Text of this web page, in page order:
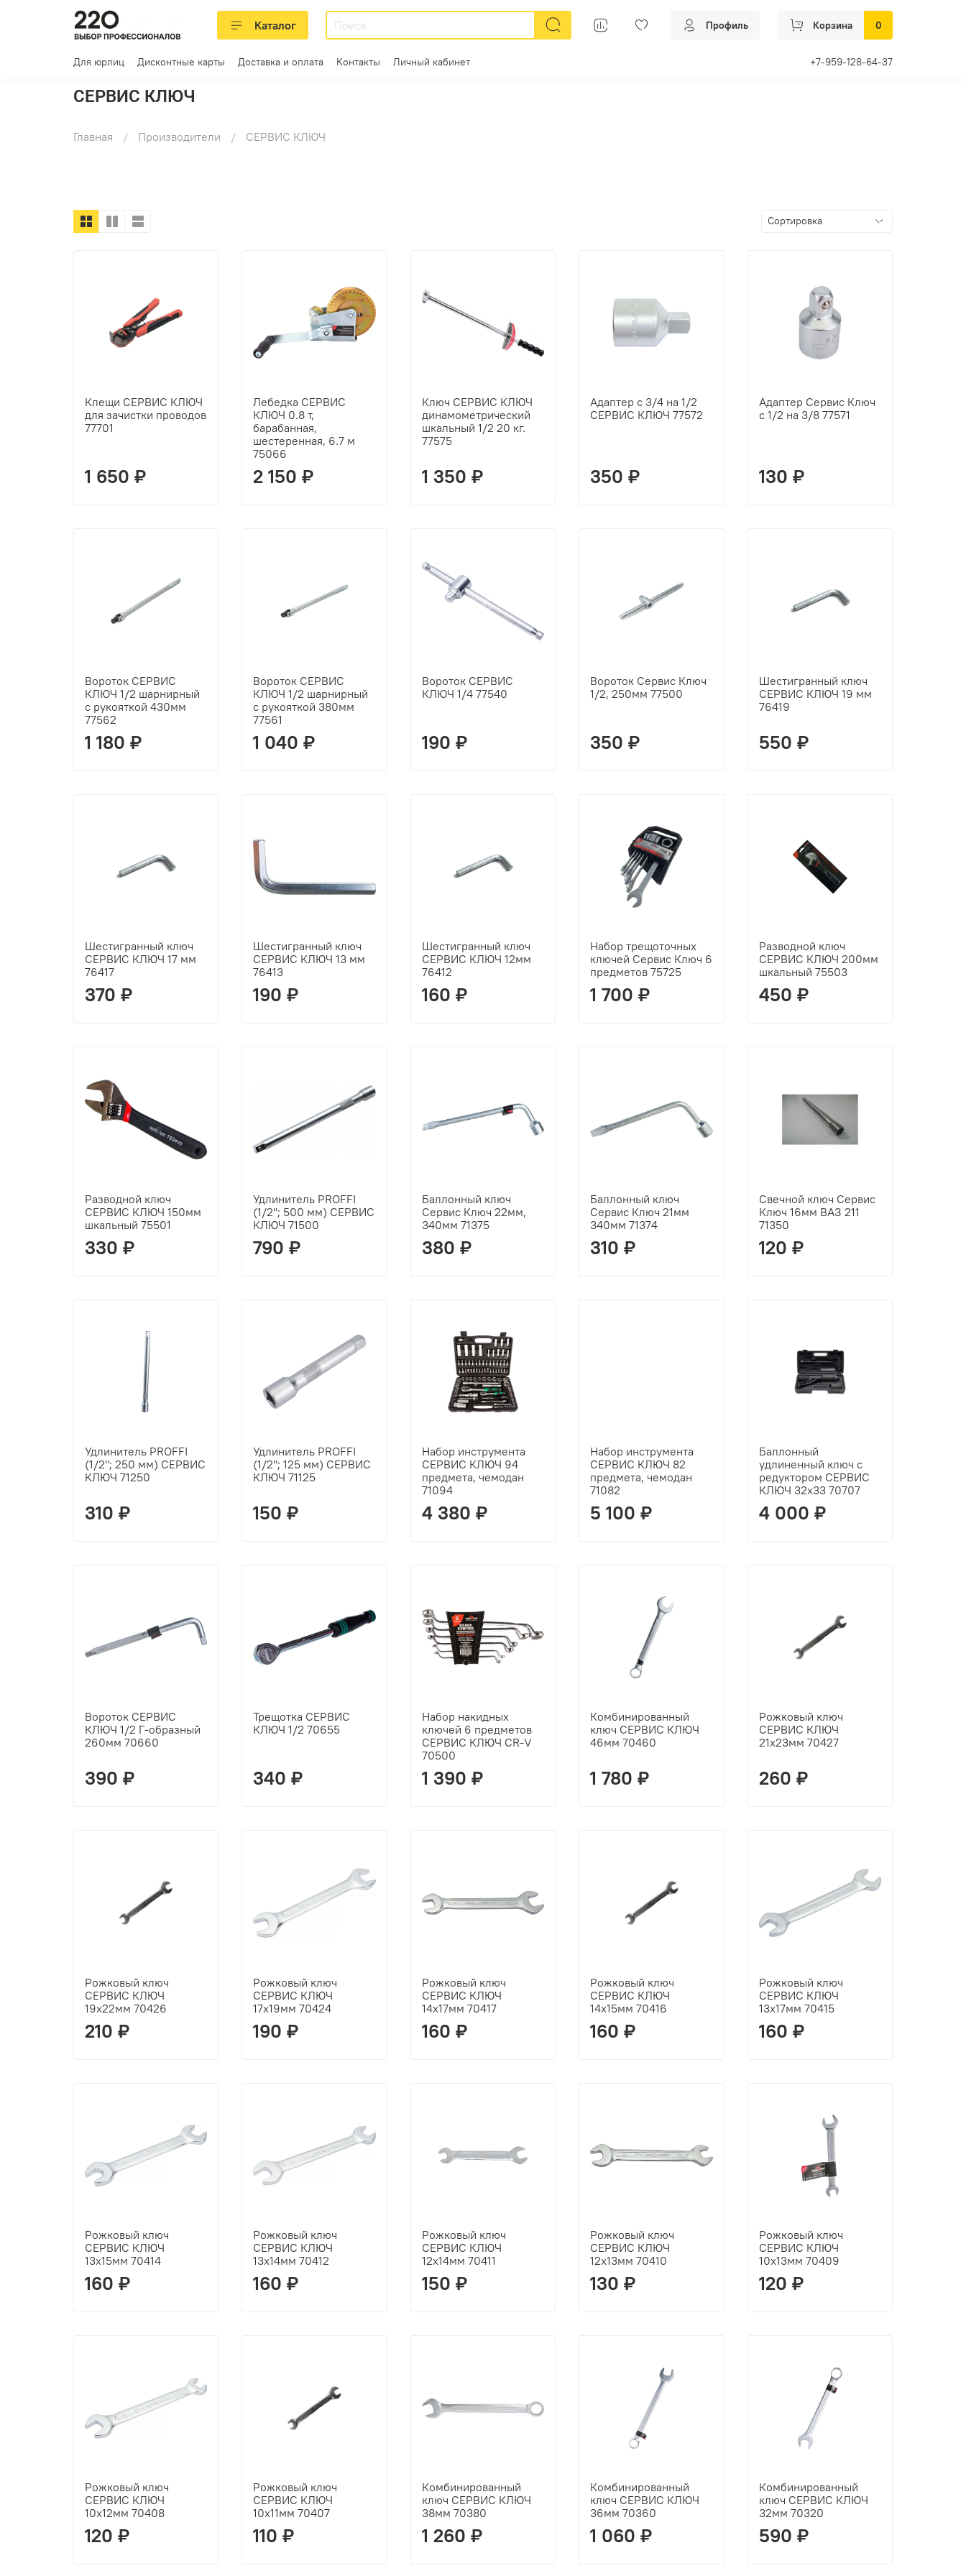
Каталог Профиль Корзина 0
Для юрлиц Дисконтные карты Доставка и оплата Контакты Личный кабинет +7-959-128-64-37
СЕРВИС КЛЮЧ
Главная Производители СЕРВИС КЛЮЧ
Клещи СЕРВИС КЛЮЧ
для зачистки проводов
77701
1 650 ₽
Лебедка СЕРВИС
КЛЮЧ 0.8 т,
барабанная,
шестеренная, 6.7 м
75066
2 150 ₽
Ключ СЕРВИС КЛЮЧ
динамометрический
шкальный 1/2 20 кг.
77575
1 350 ₽
Адаптер с 3/4 на 1/2
СЕРВИС КЛЮЧ 77572
350 ₽
Адаптер Сервис Ключ
с 1/2 на 3/8 77571
130 ₽
Вороток СЕРВИС
КЛЮЧ 1/2 шарнирный
с рукояткой 430мм
77562
1 180 ₽
Вороток СЕРВИС
КЛЮЧ 1/2 шарнирный
с рукояткой 380мм
77561
1 040 ₽
Вороток СЕРВИС
КЛЮЧ 1/4 77540
190 ₽
Вороток Сервис Ключ
1/2, 250мм 77500
350 ₽
Шестигранный ключ
СЕРВИС КЛЮЧ 19 мм
76419
550 ₽
Шестигранный ключ
СЕРВИС КЛЮЧ 17 мм
76417
370 ₽
Шестигранный ключ
СЕРВИС КЛЮЧ 13 мм
76413
190 ₽
Шестигранный ключ
СЕРВИС КЛЮЧ 12мм
76412
160 ₽
Набор трещоточных
ключей Сервис Ключ 6
предметов 75725
1 700 ₽
Разводной ключ
СЕРВИС КЛЮЧ 200мм
шкальный 75503
450 ₽
Разводной ключ
СЕРВИС КЛЮЧ 150мм
шкальный 75501
330 ₽
Удлинитель PROFFI
(1/2"; 500 мм) СЕРВИС
КЛЮЧ 71500
790 ₽
Баллонный ключ
Сервис Ключ 22мм,
340мм 71375
380 ₽
Баллонный ключ
Сервис Ключ 21мм
340мм 71374
310 ₽
Свечной ключ Сервис
Ключ 16мм ВАЗ 211
71350
120 ₽
Удлинитель PROFFI
(1/2"; 250 мм) СЕРВИС
КЛЮЧ 71250
310 ₽
Удлинитель PROFFI
(1/2"; 125 мм) СЕРВИС
КЛЮЧ 71125
150 ₽
Набор инструмента
СЕРВИС КЛЮЧ 94
предмета, чемодан
71094
4 380 ₽
Набор инструмента
СЕРВИС КЛЮЧ 82
предмета, чемодан
71082
5 100 ₽
Баллонный
удлиненный ключ с
редуктором СЕРВИС
КЛЮЧ 32х33 70707
4 000 ₽
Вороток СЕРВИС
КЛЮЧ 1/2 Г-образный
260мм 70660
390 ₽
Трещотка СЕРВИС
КЛЮЧ 1/2 70655
340 ₽
Набор накидных
ключей 6 предметов
СЕРВИС КЛЮЧ CR-V
70500
1 390 ₽
Комбинированный
ключ СЕРВИС КЛЮЧ
46мм 70460
1 780 ₽
Рожковый ключ
СЕРВИС КЛЮЧ
21х23мм 70427
260 ₽
Рожковый ключ
СЕРВИС КЛЮЧ
19х22мм 70426
210 ₽
Рожковый ключ
СЕРВИС КЛЮЧ
17х19мм 70424
190 ₽
Рожковый ключ
СЕРВИС КЛЮЧ
14х17мм 70417
160 ₽
Рожковый ключ
СЕРВИС КЛЮЧ
14х15мм 70416
160 ₽
Рожковый ключ
СЕРВИС КЛЮЧ
13х17мм 70415
160 ₽
Рожковый ключ
СЕРВИС КЛЮЧ
13х15мм 70414
160 ₽
Рожковый ключ
СЕРВИС КЛЮЧ
13х14мм 70412
160 ₽
Рожковый ключ
СЕРВИС КЛЮЧ
12х14мм 70411
150 ₽
Рожковый ключ
СЕРВИС КЛЮЧ
12х13мм 70410
130 ₽
Рожковый ключ
СЕРВИС КЛЮЧ
10х13мм 70409
120 ₽
Рожковый ключ
СЕРВИС КЛЮЧ
10х12мм 70408
120 ₽
Рожковый ключ
СЕРВИС КЛЮЧ
10х11мм 70407
110 ₽
Комбинированный
ключ СЕРВИС КЛЮЧ
38мм 70380
1 260 ₽
Комбинированный
ключ СЕРВИС КЛЮЧ
36мм 70360
1 060 ₽
Комбинированный
ключ СЕРВИС КЛЮЧ
32мм 70320
590 ₽